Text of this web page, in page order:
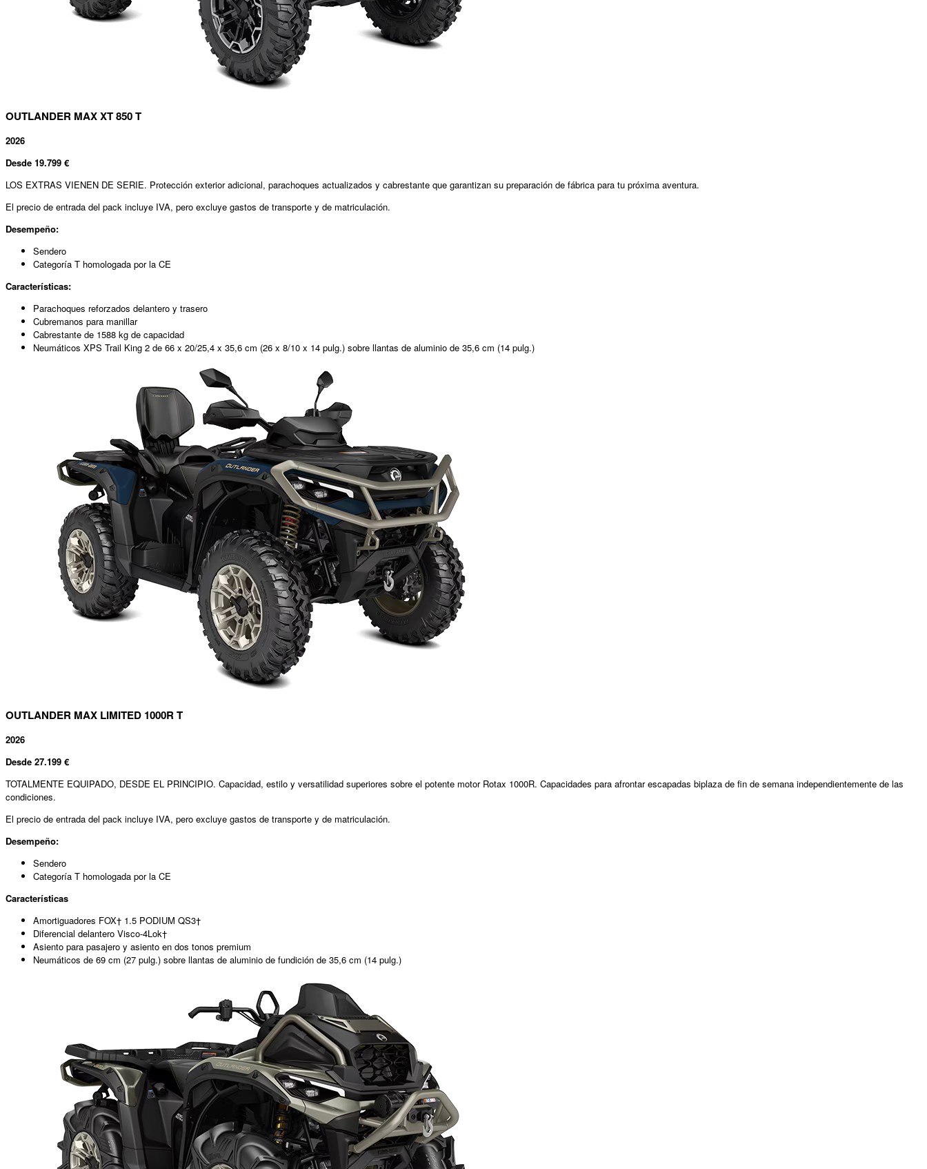
OUTLANDER MAX XT 850 T
2026
Desde 19.799 €
LOS EXTRAS VIENEN DE SERIE. Protección exterior adicional, parachoques actualizados y cabrestante que garantizan su preparación de fábrica para tu próxima aventura.
El precio de entrada del pack incluye IVA, pero excluye gastos de transporte y de matriculación.
Desempeño:
Sendero
Categoría T homologada por la CE
Características:
Parachoques reforzados delantero y trasero
Cubremanos para manillar
Cabrestante de 1588 kg de capacidad
Neumáticos XPS Trail King 2 de 66 x 20/25,4 x 35,6 cm (26 x 8/10 x 14 pulg.) sobre llantas de aluminio de 35,6 cm (14 pulg.)
OUTLANDER MAX LIMITED 1000R T
2026
Desde 27.199 €
TOTALMENTE EQUIPADO, DESDE EL PRINCIPIO. Capacidad, estilo y versatilidad superiores sobre el potente motor Rotax 1000R. Capacidades para afrontar escapadas biplaza de fin de semana independientemente de las
condiciones.
El precio de entrada del pack incluye IVA, pero excluye gastos de transporte y de matriculación.
Desempeño:
Sendero
Categoría T homologada por la CE
Características
Amortiguadores FOX† 1.5 PODIUM QS3†
Diferencial delantero Visco-4Lok†
Asiento para pasajero y asiento en dos tonos premium
Neumáticos de 69 cm (27 pulg.) sobre llantas de aluminio de fundición de 35,6 cm (14 pulg.)